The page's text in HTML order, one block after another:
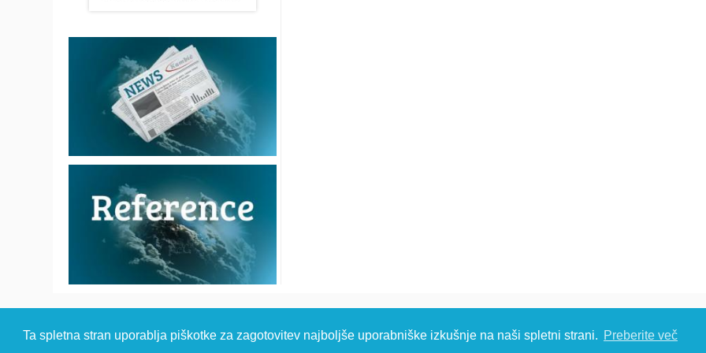
Ta spletna stran uporablja piškotke za zagotovitev najboljše uporabniške izkušnje na naši spletni strani. Preberite več
HEADQUARTERS: T: +386 (0)7 35 65 220, F: +386 (0)7 35 65 232, E:
info@kambic.com-Zasebnost in